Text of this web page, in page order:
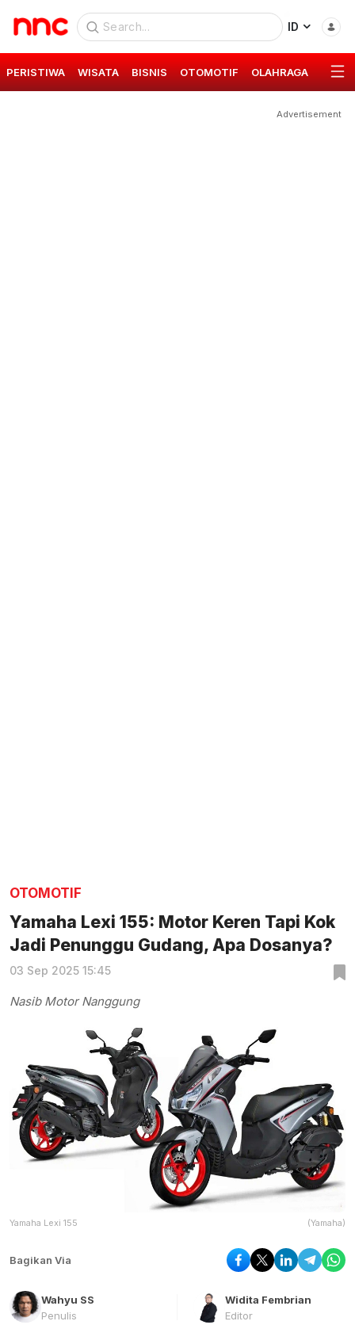
ID
PERISTIWA WISATA BISNIS OTOMOTIF OLAHRAGA GAYA
Advertisement
OTOMOTIF
Yamaha Lexi 155: Motor Keren Tapi Kok
Jadi Penunggu Gudang, Apa Dosanya?
03 Sep 2025 15:45
Nasib Motor Nanggung
Yamaha Lexi 155 (Yamaha)
Bagikan Via
Wahyu SS
Penulis
Widita Fembrian
Editor